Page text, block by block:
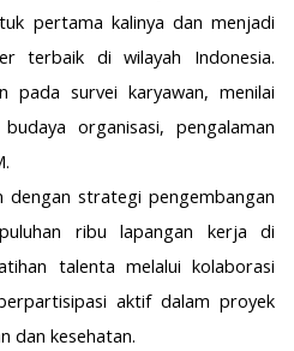
pertama kalinya dan menjadi
terbaik di wilayah Indonesia.
pada survei karyawan, menilai
organisasi, pengalaman
dengan strategi pengembangan
ribu lapangan kerja di
talenta melalui kolaborasi
aktif dalam proyek
dan kesehatan.